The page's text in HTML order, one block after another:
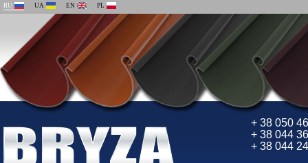
RU UA EN PL
+ 38 050
+ 38 044
+ 38 044